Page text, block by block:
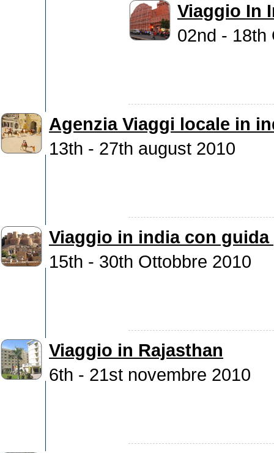
Viaggio In
02nd - 18th
Agenzia Viaggi locale in
13th - 27th august 2010
Viaggio in india con
15th - 30th Ottobbre 2010
Viaggio in Rajasthan
6th - 21st novembre 2010